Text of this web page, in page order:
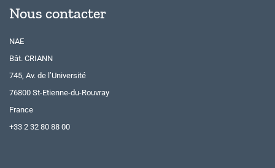
Nous contacter
NAE
Bât. CRIANN
745, Av. de l’Université
76800 St-Etienne-du-Rouvray
France
+33 2 32 80 88 00